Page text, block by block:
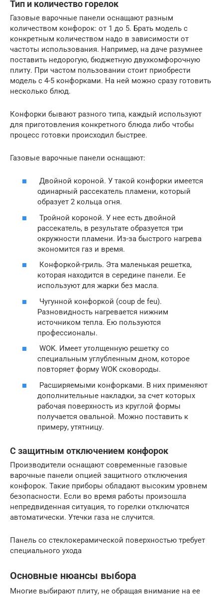
Тип и количество горелок
Газовые варочные панели оснащают разным
количеством конфорок: от 1 до 5. Брать модель с
конкретным количеством надо в зависимости от
частоты использования. Например, на даче разумнее
поставить недорогую, бюджетную двухкомфорочную
плиту. При частом пользовании стоит приобрести
модель с 4-5 конфорками. На ней можно сразу готовить
несколько блюд.
Конфорки бывают разного типа, каждый используют
для приготовления конкретного блюда либо чтобы
процесс готовки происходил быстрее.
Газовые варочные панели оснащают:
Двойной короной. У такой конфорки имеется
одинарный рассекатель пламени, который
образует 2 кольца огня.
Тройной короной. У нее есть двойной
рассекатель, в результате образуется три
окружности пламени. Из-за быстрого нагрева
экономится газ и время.
Конфоркой-гриль. Эта маленькая решетка,
которая находится в середине панели. Ее
используют для жарки без масла.
Чугунной конфоркой (coup de feu).
Разновидность нагревается нижним
источником тепла. Ею пользуются
профессионалы.
WOK. Имеет утолщенную решетку со
специальным углубленным дном, которое
повторяет форму WOK сковороды.
Расширяемыми конфорками. В них применяют
дополнительные накладки, за счет которых
рабочая поверхность из круглой формы
получается овальной. Можно поставить к
примеру, утятницу.
С защитным отключением конфорок
Производители оснащают современные газовые
варочные панели опцией защитного отключения
конфорок. Такие приборы обладают высоким уровнем
безопасности. Если во время работы произошла
непредвиденная ситуация, то горелки отключатся
автоматически. Утечки газа не случится.
Панель со стеклокерамической поверхностью требует
специального ухода
Основные нюансы выбора
Многие выбирают плиту, не обращая внимание на ее